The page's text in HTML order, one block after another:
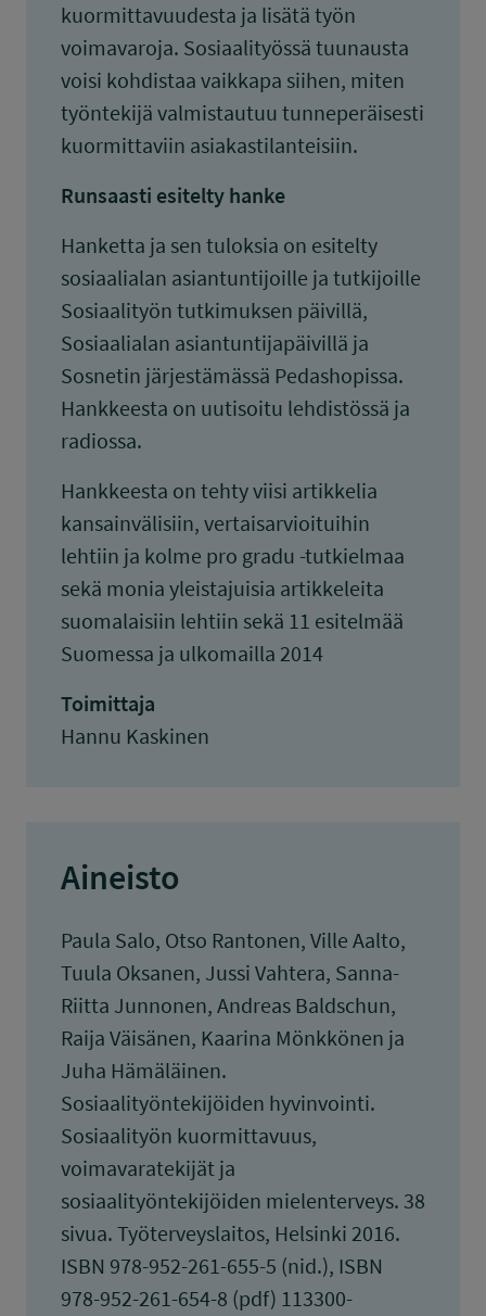
kuormittavuudesta ja lisätä työn
voimavaroja. Sosiaalityössä tuunausta
voisi kohdistaa vaikkapa siihen, miten
työntekijä valmistautuu tunneperäisesti
kuormittaviin asiakastilanteisiin.
Runsaasti esitelty hanke
Hanketta ja sen tuloksia on esitelty
sosiaalialan asiantuntijoille ja tutkijoille
Sosiaalityön tutkimuksen päivillä,
Sosiaalialan asiantuntijapäivillä ja
Sosnetin järjestämässä Pedashopissa.
Hankkeesta on uutisoitu lehdistössä ja
radiossa.
Hankkeesta on tehty viisi artikkelia
kansainvälisiin, vertaisarvioituihin
lehtiin ja kolme pro gradu -tutkielmaa
sekä monia yleistajuisia artikkeleita
suomalaisiin lehtiin sekä 11 esitelmää
Suomessa ja ulkomailla 2014
Toimittaja
Hannu Kaskinen
Aineisto
Paula Salo, Otso Rantonen, Ville Aalto,
Tuula Oksanen, Jussi Vahtera, Sanna-
Riitta Junnonen, Andreas Baldschun,
Raija Väisänen, Kaarina Mönkkönen ja
Juha Hämäläinen.
Sosiaalityöntekijöiden hyvinvointi.
Sosiaalityön kuormittavuus,
voimavaratekijät ja
sosiaalityöntekijöiden mielenterveys. 38
sivua. Työterveyslaitos, Helsinki 2016.
ISBN 978-952-261-655-5 (nid.), ISBN
978-952-261-654-8 (pdf) 113300-